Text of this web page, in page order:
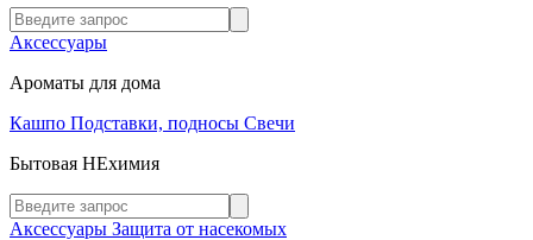
Аксессуары
Ароматы для дома
Кашпо Подставки, подносы Свечи
Бытовая НЕхимия
Аксессуары Защита от насекомых